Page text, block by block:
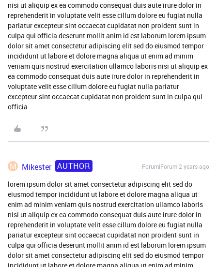
nisi ut aliquip ex ea commodo consequat duis aute irure dolor in
reprehenderit in voluptate velit esse cillum dolore eu fugiat nulla
pariatur excepteur sint occaecat cupidatat non proident sunt in
culpa qui officia deserunt mollit anim id est laborum lorem ipsum
dolor sit amet consectetur adipiscing elit sed do eiusmod tempor
incididunt ut labore et dolore magna aliqua ut enim ad minim
veniam quis nostrud exercitation ullamco laboris nisi ut aliquip ex
ea commodo consequat duis aute irure dolor in reprehenderit in
voluptate velit esse cillum dolore eu fugiat nulla pariatur
excepteur sint occaecat cupidatat non proident sunt in culpa qui
officia
M Mikester AUTHOR Forum|Forum|2 years ago
lorem ipsum dolor sit amet consectetur adipiscing elit sed do
eiusmod tempor incididunt ut labore et dolore magna aliqua ut
enim ad minim veniam quis nostrud exercitation ullamco laboris
nisi ut aliquip ex ea commodo consequat duis aute irure dolor in
reprehenderit in voluptate velit esse cillum dolore eu fugiat nulla
pariatur excepteur sint occaecat cupidatat non proident sunt in
culpa qui officia deserunt mollit anim id est laborum lorem ipsum
dolor sit amet consectetur adipiscing elit sed do eiusmod tempor